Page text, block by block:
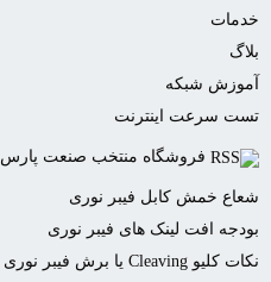
خدمات
بلاگ
آموزش شبکه
تست سرعت اینترنت
فروشگاه منتخب صنعت پارس
شعاع خمش کابل فیبر نوری
بودجه افت لینک های فیبر نوری
نکات کلیو Cleaving یا برش فیبر نوری